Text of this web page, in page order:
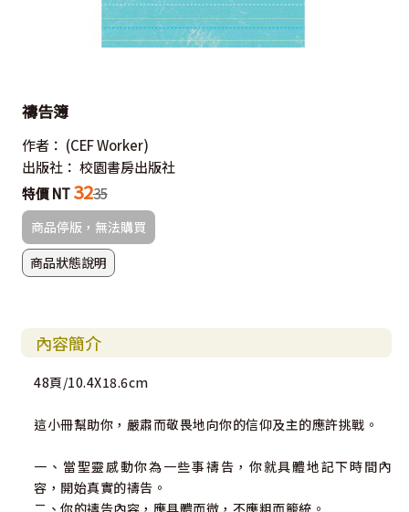
禱告簿
作者： (CEF Worker)
出版社： 校園書房出版社
特價 NT 3235
商品停版，無法購買
商品狀態說明
內容簡介
48頁/10.4X18.6cm
這小冊幫助你，嚴肅而敬畏地向你的信仰及主的應許挑戰。
一、當聖靈感動你為一些事禱告，你就具體地記下時間內
容，開始真實的禱告。